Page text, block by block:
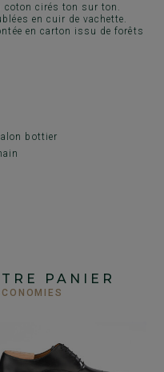
cirés ton sur ton.
en cuir de vachette.
en carton issu de forêts
bottier
PANIER